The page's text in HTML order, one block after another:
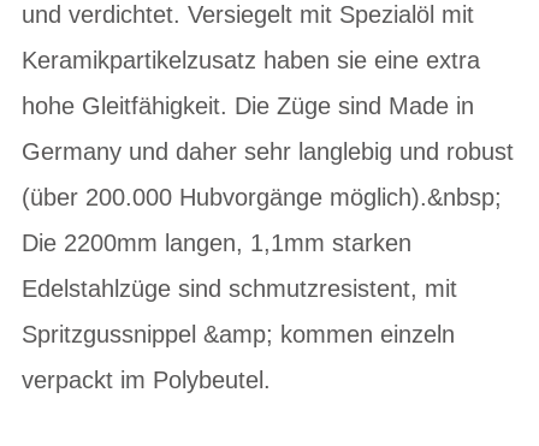
und verdichtet. Versiegelt mit Spezialöl mit
Keramikpartikelzusatz haben sie eine extra
hohe Gleitfähigkeit. Die Züge sind Made in
Germany und daher sehr langlebig und robust
(über 200.000 Hubvorgänge möglich).&nbsp;
Die 2200mm langen, 1,1mm starken
Edelstahlzüge sind schmutzresistent, mit
Spritzgussnippel &amp; kommen einzeln
verpackt im Polybeutel.